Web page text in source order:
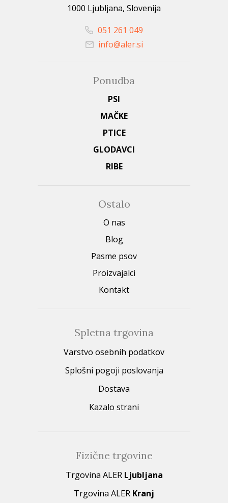
1000 Ljubljana, Slovenija
051 261 049
info@aler.si
Ponudba
PSI
MAČKE
PTICE
GLODAVCI
RIBE
Ostalo
O nas
Blog
Pasme psov
Proizvajalci
Kontakt
Spletna trgovina
Varstvo osebnih podatkov
Splošni pogoji poslovanja
Dostava
Kazalo strani
Fizične trgovine
Trgovina ALER Ljubljana
Trgovina ALER Kranj